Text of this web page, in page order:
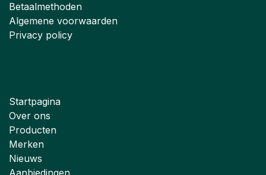
Betaalmethoden
Algemene voorwaarden
Privacy policy
Startpagina
Over ons
Producten
Merken
Nieuws